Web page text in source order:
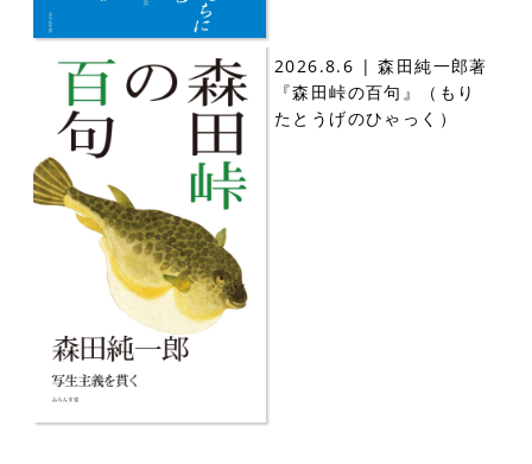
2026.8.6 | 森田純一郎著
『森田峠の百句』（もり
たとうげのひゃっく）